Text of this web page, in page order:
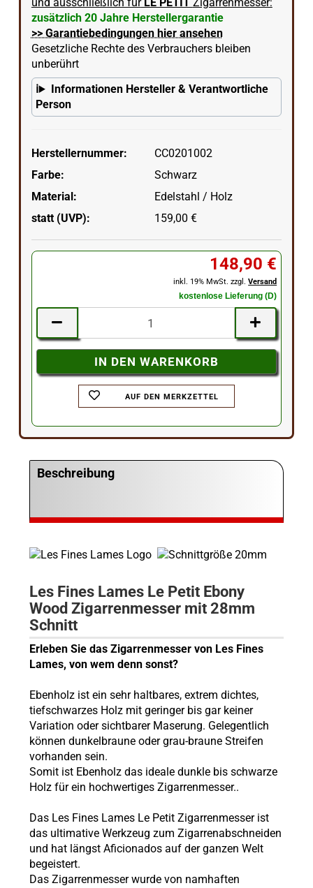
zusätzlich 20 Jahre Herstellergarantie
>> Garantiebedingungen hier ansehen
Gesetzliche Rechte des Verbrauchers bleiben
unberührt
Informationen Hersteller & Verantwortliche
Person
Herstellernummer:
CC0201002
Farbe:
Schwarz
Material:
Edelstahl / Holz
statt (UVP):
159,00 €
148,90 €
inkl. 19% MwSt. zzgl.Versand
kostenlose Lieferung (D)
AUF DEN MERKZETTEL
Beschreibung
Les Fines Lames Le Petit Ebony
Wood Zigarrenmesser mit 28mm
Schnitt
Erleben Sie das Zigarrenmesser von Les Fines
Lames, von wem denn sonst?
Ebenholz ist ein sehr haltbares, extrem dichtes,
tiefschwarzes Holz mit geringer bis gar keiner
Variation oder sichtbarer Maserung. Gelegentlich
können dunkelbraune oder grau-braune Streifen
vorhanden sein.
Somit ist Ebenholz das ideale dunkle bis schwarze
Holz für ein hochwertiges Zigarrenmesser..
Das Les Fines Lames Le Petit Zigarrenmesser ist
das ultimative Werkzeug zum Zigarrenabschneiden
und hat längst Aficionados auf der ganzen Welt
begeistert.
Das Zigarrenmesser wurde von namhaften